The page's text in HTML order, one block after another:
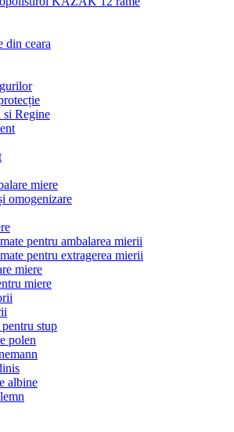
din ceara
Regine
miere
omogenizare
pentru ambalarea mierii
pentru extragerea mierii
miere
miere
stup
polen
albine